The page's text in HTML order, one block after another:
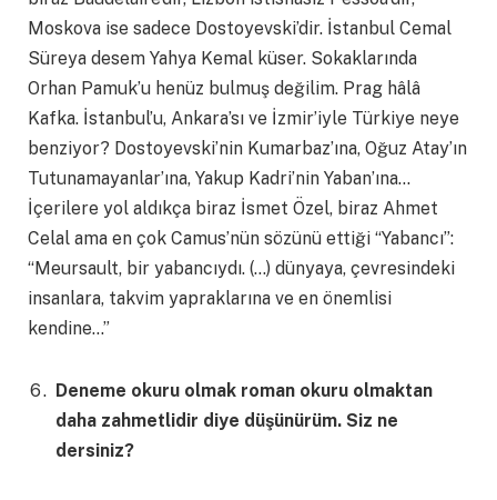
Moskova ise sadece Dostoyevski’dir. İstanbul Cemal
Süreya desem Yahya Kemal küser. Sokaklarında
Orhan Pamuk’u henüz bulmuş değilim. Prag hâlâ
Kafka. İstanbul’u, Ankara’sı ve İzmir’iyle Türkiye neye
benziyor? Dostoyevski’nin Kumarbaz’ına, Oğuz Atay’ın
Tutunamayanlar’ına, Yakup Kadri’nin Yaban’ına…
İçerilere yol aldıkça biraz İsmet Özel, biraz Ahmet
Celal ama en çok Camus’nün sözünü ettiği “Yabancı”:
“Meursault, bir yabancıydı. (…) dünyaya, çevresindeki
insanlara, takvim yapraklarına ve en önemlisi
kendine…”
Deneme okuru olmak roman okuru olmaktan
daha zahmetlidir diye düşünürüm. Siz ne
dersiniz?